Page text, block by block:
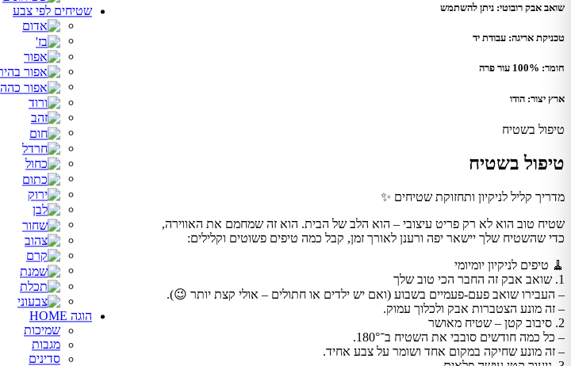
שטיחים לפי צבע
הוגה HOME
שמיכות
מגבות
סדינים
שואב אבק רובוטי: ניתן להשתמש
טכניקת אריגה: עבודת יד
חומר: 100% עור פרה
ארץ יצור: הודו
טיפול בשטיח
טיפול בשטיח
מדריך קליל לניקיון ותחזוקת שטיחים ✨
שטיח טוב הוא לא רק פריט עיצובי – הוא הלב של הבית. הוא זה שמחמם את האווירה,
כדי שהשטיח שלך יישאר יפה ורענן לאורך זמן, קבל כמה טיפים פשוטים וקלילים:
🧹 טיפים לניקיון יומיומי
1. שואב אבק זה החבר הכי טוב שלך
– העבירו שואב פעם-פעמיים בשבוע (ואם יש ילדים או חתולים – אולי קצת יותר 😉).
– זה מונע הצטברות אבק ולכלוך עמוק.
2. סיבוב קטן – שטיח מאושר
– כל כמה חודשים סובבי את השטיח ב־180°.
– זה מונע שחיקה במקום אחד ושומר על צבע אחיד.